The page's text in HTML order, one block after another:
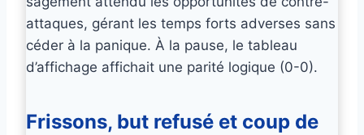
attaques, gérant les temps forts adverses sans
céder à la panique. À la pause, le tableau
d’affichage affichait une parité logique (0-0).
Frissons, but refusé et coup de